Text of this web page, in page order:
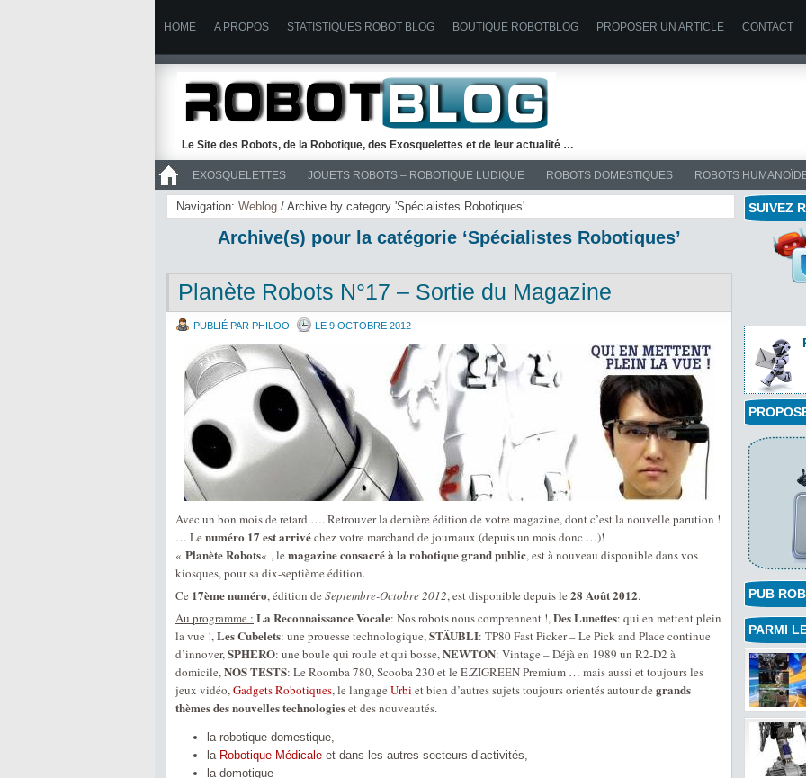
HOME A PROPOS STATISTIQUES ROBOT BLOG BOUTIQUE ROBOTBLOG PROPOSER UN ARTICLE CONTACT
Le Site des Robots, de la Robotique, des Exosquelettes et de leur actualité …
EXOSQUELETTES JOUETS ROBOTS – ROBOTIQUE LUDIQUE ROBOTS DOMESTIQUES ROBOTS
>> ROBOTS
Navigation: Weblog / Archive by category 'Spécialistes Robotiques'
Archive(s) pour la catégorie ‘Spécialistes Robotiques’
Planète Robots N°17 – Sortie du Magazine
PUBLIÉ PAR PHILOO LE 9 OCTOBRE 2012
Avec un bon mois de retard …. Retrouver la dernière édition de votre magazine, dont c’est la nouvelle parution !
… Le numéro 17 est arrivéchez votre marchand de journaux (depuis un mois donc …)!
« Planète Robots« , le magazine consacré à la robotique grand public, est à nouveau disponible dans vos
kiosques, pour sa dix-septième édition.
Ce 17ème numéro, édition de Septembre-Octobre 2012, est disponible depuis le 28 Août 2012.
Au programme : La Reconnaissance Vocale: Nos robots nous comprennent !,Des Lunettes: qui en mettent plein
la vue !,Les Cubelets: une prouesse technologique,STÄUBLI: TP80 Fast Picker – Le Pick and Place continue
d’innover,SPHERO: une boule qui roule et qui bosse,NEWTON: Vintage – Déjà en 1989 un R2-D2 à
domicile,NOS TESTS: Le Roomba 780, Scooba 230 et le E.ZIGREEN Premium … mais aussi et toujours les
jeux vidéo,Gadgets Robotiques, le langage Urbi et bien d’autres sujets toujours orientés autour de grands
thèmes des nouvelles technologieset des nouveautés.
la robotique domestique,
la Robotique Médicale et dans les autres secteurs d’activités,
la domotique
SUIVEZ
PUB
PARMI